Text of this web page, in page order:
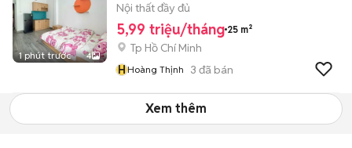
1 phút trước 4
Nội thất đầy đủ
5,99 triệu/tháng 25 m²
Tp Hồ Chí Minh
HHoàng Thịnh 3 đã bán
Xem thêm